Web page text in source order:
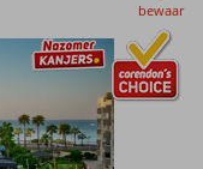
bewaar